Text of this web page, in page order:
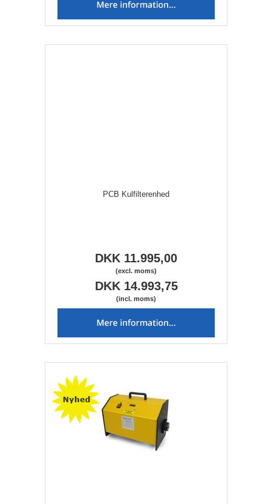
PCB Kulfilterenhed
DKK 11.995,00
(excl. moms)
DKK 14.993,75
(incl. moms)